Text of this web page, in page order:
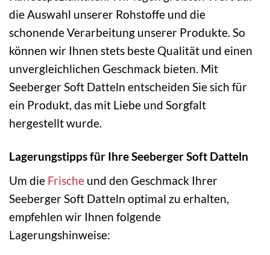
die Auswahl unserer Rohstoffe und die
schonende Verarbeitung unserer Produkte. So
können wir Ihnen stets beste Qualität und einen
unvergleichlichen Geschmack bieten. Mit
Seeberger Soft Datteln entscheiden Sie sich für
ein Produkt, das mit Liebe und Sorgfalt
hergestellt wurde.
Lagerungstipps für Ihre Seeberger Soft Datteln
Um die Frische und den Geschmack Ihrer
Seeberger Soft Datteln optimal zu erhalten,
empfehlen wir Ihnen folgende
Lagerungshinweise: